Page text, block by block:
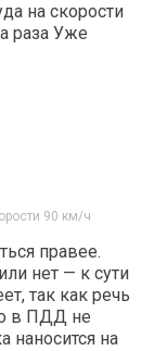
на скорости
раза Уже
90 км/ч
правее.
нет — к сути
так как речь
в ПДД не
наносится на